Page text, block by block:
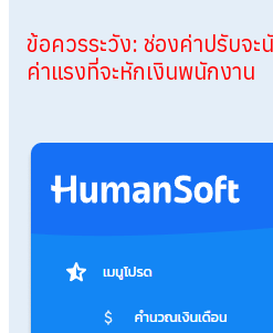
ข้อควรระวัง: ช่องค่าปรับจะ
ค่าแรงที่จะหักเงินพนักงาน